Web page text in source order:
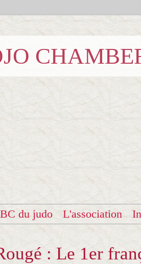
du judo L'association
: Le 1er